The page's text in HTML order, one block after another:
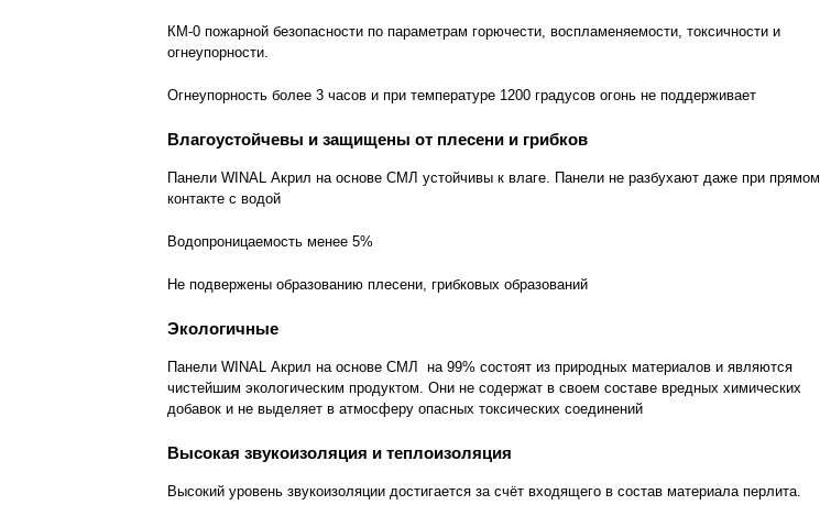
КМ-0 пожарной безопасности по параметрам горючести, воспламеняемости, токсичности и
огнеупорности.
Огнеупорность более 3 часов и при температуре 1200 градусов огонь не поддерживает
Влагоустойчевы и защищены от плесени и грибков
Панели WINAL Акрил на основе СМЛ устойчивы к влаге. Панели не разбухают даже при прямом
контакте с водой
Водопроницаемость менее 5%
Не подвержены образованию плесени, грибковых образований
Экологичные
Панели WINAL Акрил на основе СМЛ
на 99% состоят из природных материалов и являются
чистейшим экологическим продуктом. Они не содержат в своем составе вредных химических
добавок и не выделяет в атмосферу опасных токсических соединений
Высокая звукоизоляция и теплоизоляция
Высокий уровень звукоизоляции достигается за счёт входящего в состав материала перлита.